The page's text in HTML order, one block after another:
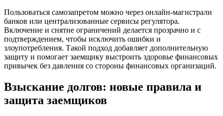
Пользоваться самозапретом можно через онлайн-магистрали
банков или централизованные сервисы регулятора.
Включение и снятие ограничений делается прозрачно и с
подтверждением, чтобы исключить ошибки и
злоупотребления. Такой подход добавляет дополнительную
защиту и помогает заемщику выстроить здоровье финансовых
привычек без давления со стороны финансовых организаций.
Взыскание долгов: новые правила и
защита заемщиков